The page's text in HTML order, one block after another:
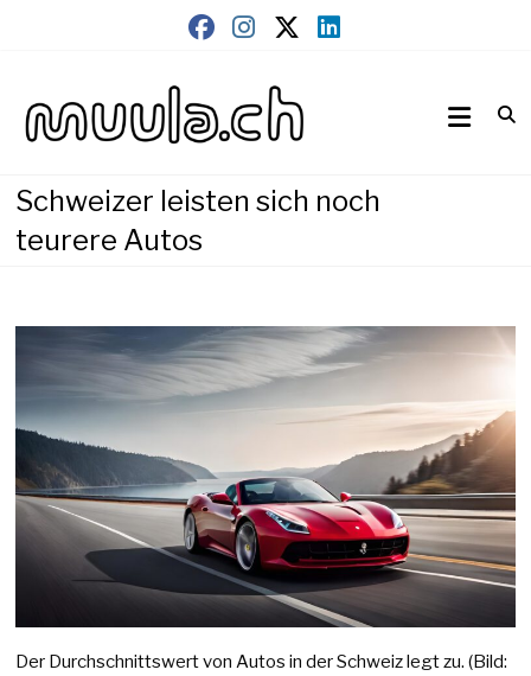
muula.ch
Schweizer leisten sich noch
teurere Autos
Der Durchschnittswert von Autos in der Schweiz legt zu. (Bild: